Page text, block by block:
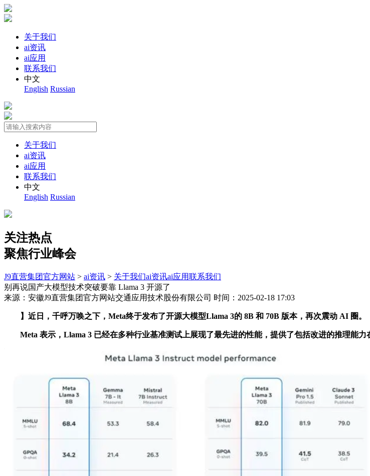
关于我们
ai资讯
ai应用
联系我们
中文
English Russian
关于我们
ai资讯
ai应用
联系我们
中文
English Russian
关注热点
聚焦行业峰会
J9直营集团官方网站 > ai资讯 > 关于我们ai资讯ai应用联系我们
别再说国产大模型技术突破要靠 Llama 3 开源了
来源：安徽J9直营集团官方网站交通应用技术股份有限公司 时间：2025-02-18 17:03
】近日，千呼万唤之下，Meta终于发布了开源大模型Llama 3的 8B 和 70B 版本，再次震动 AI 圈。
Meta 表示，Llama 3 已经在多种行业基准测试上展现了最先进的性能，提供了包括改进的推理能力